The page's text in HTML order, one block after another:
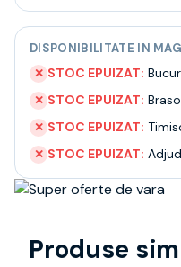
Termeni si conditii
Politica de confidentialitate
Intrebari frecvente
DISPONIBILITATE IN
✕ STOC EPUIZAT:
✕ STOC EPUIZAT:
✕ STOC EPUIZAT:
✕ STOC EPUIZAT: Adjud
Produse